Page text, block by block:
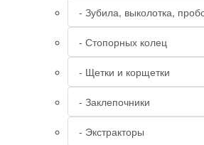
- Зубила, выколотка,
- Стопорных колец
- Щетки и корщетки
- Заклепочники
- Экстракторы